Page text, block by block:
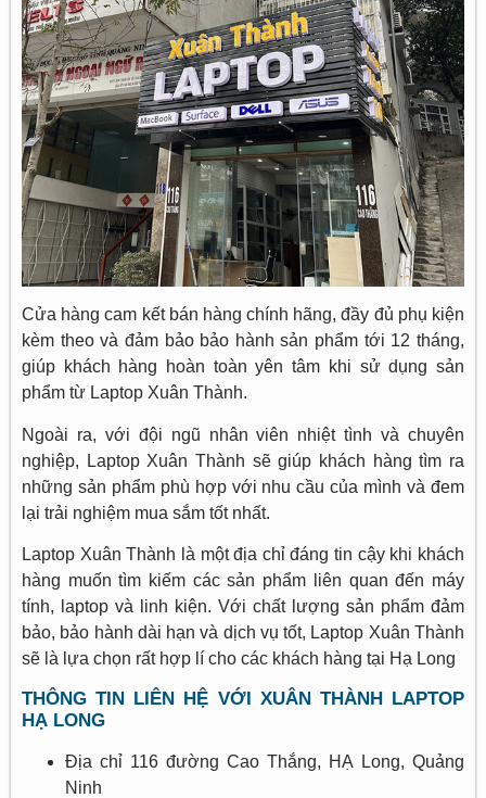
Cửa hàng cam kết bán hàng chính hãng, đầy đủ phụ kiện
kèm theo và đảm bảo bảo hành sản phẩm tới 12 tháng,
giúp khách hàng hoàn toàn yên tâm khi sử dụng sản
phẩm từ Laptop Xuân Thành.
Ngoài ra, với đội ngũ nhân viên nhiệt tình và chuyên
nghiệp, Laptop Xuân Thành sẽ giúp khách hàng tìm ra
những sản phẩm phù hợp với nhu cầu của mình và đem
lại trải nghiệm mua sắm tốt nhất.
Laptop Xuân Thành là một địa chỉ đáng tin cậy khi khách
hàng muốn tìm kiếm các sản phẩm liên quan đến máy
tính, laptop và linh kiện. Với chất lượng sản phẩm đảm
bảo, bảo hành dài hạn và dịch vụ tốt, Laptop Xuân Thành
sẽ là lựa chọn rất hợp lí cho các khách hàng tại Hạ Long
THÔNG TIN LIÊN HỆ VỚI XUÂN THÀNH LAPTOP
HẠ LONG
Địa chỉ 116 đường Cao Thắng, HẠ Long, Quảng
Ninh